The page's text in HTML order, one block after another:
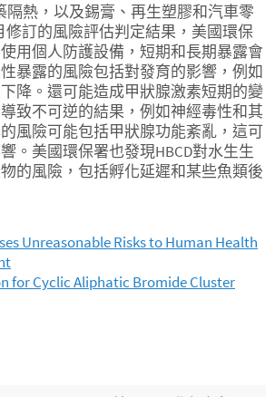
隔熱，以及錫膏、再生塑膠和汽車零
修訂的風險評估判定結果，美國環保
用個人防護設備，短期和長期暴露會
暴露的風險包括對發育的影響，例如
降。還可能造成甲狀腺激素短期的變
致不可逆的結果，例如神經毒性和其
風險可能包括甲狀腺功能紊亂，這可
。美國環保署也發現HBCD對水生生
的風險，包括孵化延遲和某些魚類後
Unreasonable Risks to Human Health
for Cyclic Aliphatic Bromide Cluster